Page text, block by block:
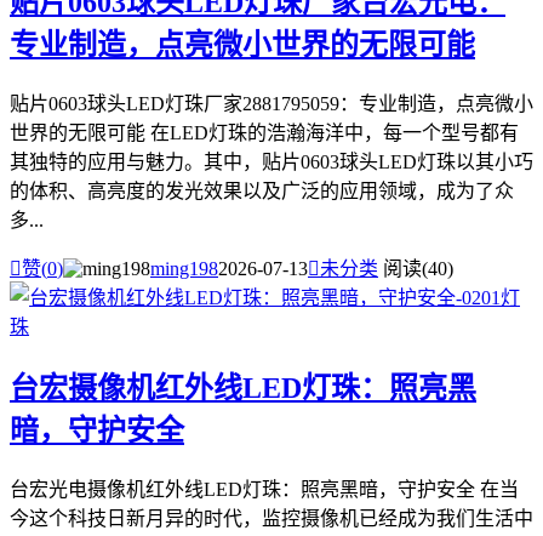
专业制造，点亮微小世界的无限可能
贴片0603球头LED灯珠厂家2881795059：专业制造，点亮微小
世界的无限可能 在LED灯珠的浩瀚海洋中，每一个型号都有
其独特的应用与魅力。其中，贴片0603球头LED灯珠以其小巧
的体积、高亮度的发光效果以及广泛的应用领域，成为了众
多...
赞(0) ming1982026-07-13未分类 阅读(40)
台宏摄像机红外线LED灯珠：照亮黑
暗，守护安全
台宏光电摄像机红外线LED灯珠：照亮黑暗，守护安全 在当
今这个科技日新月异的时代，监控摄像机已经成为我们生活中